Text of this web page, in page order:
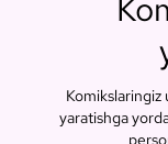
yaratishga